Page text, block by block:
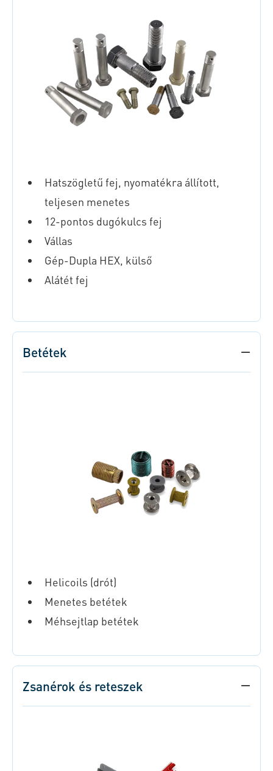
Hatszögletű fej, nyomatékra állított,
teljesen menetes
12-pontos dugókulcs fej
Vállas
Gép-Dupla HEX, külső
Alátét fej
Betétek
Helicoils (drót)
Menetes betétek
Méhsejtlap betétek
Zsanérok és reteszek